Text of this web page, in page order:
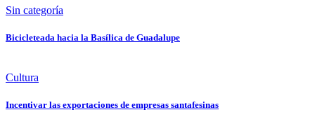
Sin categoría
Bicicleteada hacia la Basílica de Guadalupe
Cultura
Incentivar las exportaciones de empresas santafesinas